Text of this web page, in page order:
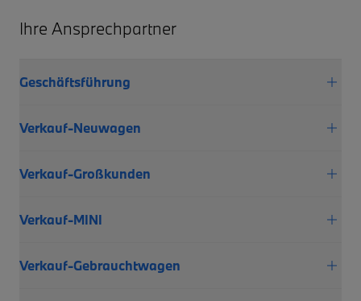
Ihre Ansprechpartner
Geschäftsführung
Verkauf-Neuwagen
Verkauf-Großkunden
Verkauf-MINI
Verkauf-Gebrauchtwagen